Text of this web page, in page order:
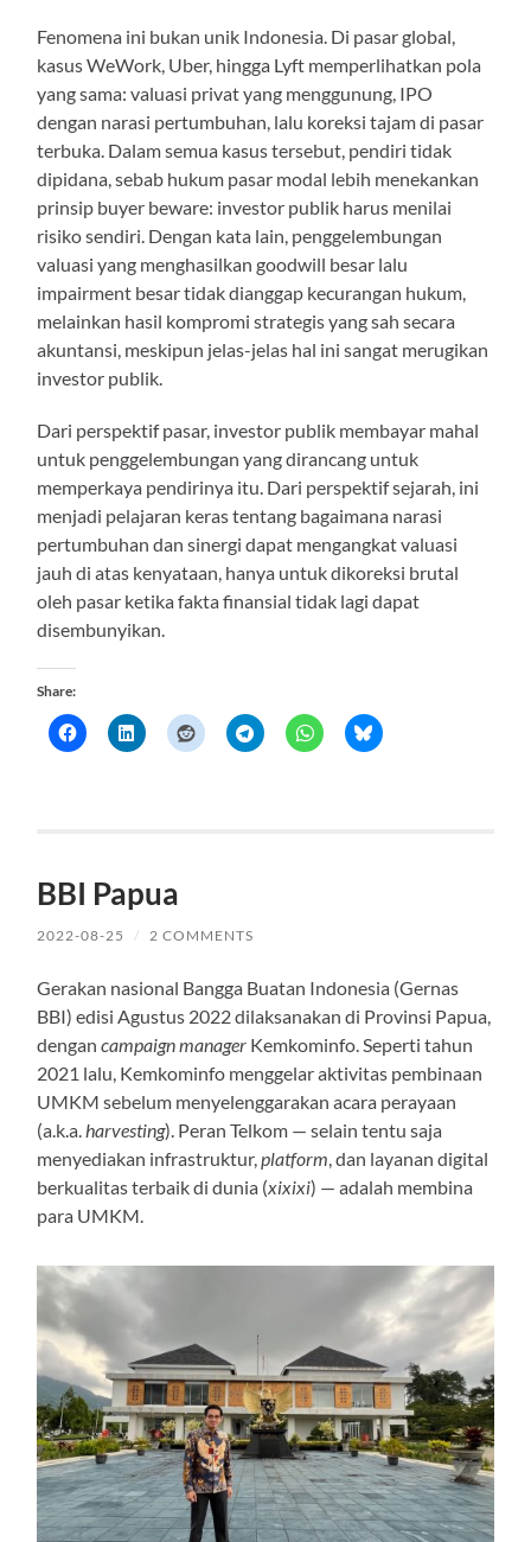
Fenomena ini bukan unik Indonesia. Di pasar global,
kasus WeWork, Uber, hingga Lyft memperlihatkan pola
yang sama: valuasi privat yang menggunung, IPO
dengan narasi pertumbuhan, lalu koreksi tajam di pasar
terbuka. Dalam semua kasus tersebut, pendiri tidak
dipidana, sebab hukum pasar modal lebih menekankan
prinsip buyer beware: investor publik harus menilai
risiko sendiri. Dengan kata lain, penggelembungan
valuasi yang menghasilkan goodwill besar lalu
impairment besar tidak dianggap kecurangan hukum,
melainkan hasil kompromi strategis yang sah secara
akuntansi, meskipun jelas-jelas hal ini sangat merugikan
investor publik.
Dari perspektif pasar, investor publik membayar mahal
untuk penggelembungan yang dirancang untuk
memperkaya pendirinya itu. Dari perspektif sejarah, ini
menjadi pelajaran keras tentang bagaimana narasi
pertumbuhan dan sinergi dapat mengangkat valuasi
jauh di atas kenyataan, hanya untuk dikoreksi brutal
oleh pasar ketika fakta finansial tidak lagi dapat
disembunyikan.
Share:
BBI Papua
2022-08-25 / 2 COMMENTS
Gerakan nasional Bangga Buatan Indonesia (Gernas
BBI) edisi Agustus 2022 dilaksanakan di Provinsi Papua,
dengancampaign manager Kemkominfo. Seperti tahun
2021 lalu, Kemkominfo menggelar aktivitas pembinaan
UMKM sebelum menyelenggarakan acara perayaan
(a.k.a.harvesting). Peran Telkom — selain tentu saja
menyediakan infrastruktur,platform, dan layanan digital
berkualitas terbaik di dunia (xixixi) — adalah membina
para UMKM.